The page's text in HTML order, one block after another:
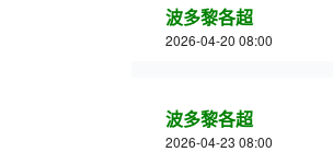
波多黎各超
2026-04-20 08:00
波多黎各超
2026-04-23 08:00